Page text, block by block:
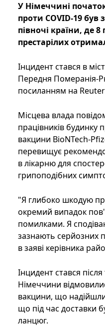
У Німеччині
проти COVID-19
півночі країни, де
престарілих
Інцидент стався в
Передня Померанія-
посиланням на
Місцева влада
працівників будинку
вакцини BioNTech-
перевищує
в лікарню для
грипоподібних
"Я глибоко шкодую
окремий випадок
помилками. Я
зазнають серйозних
в заяві керівника
Інцидент стався
Німеччини
вакцини, що
що під час доставки
ланцюг.